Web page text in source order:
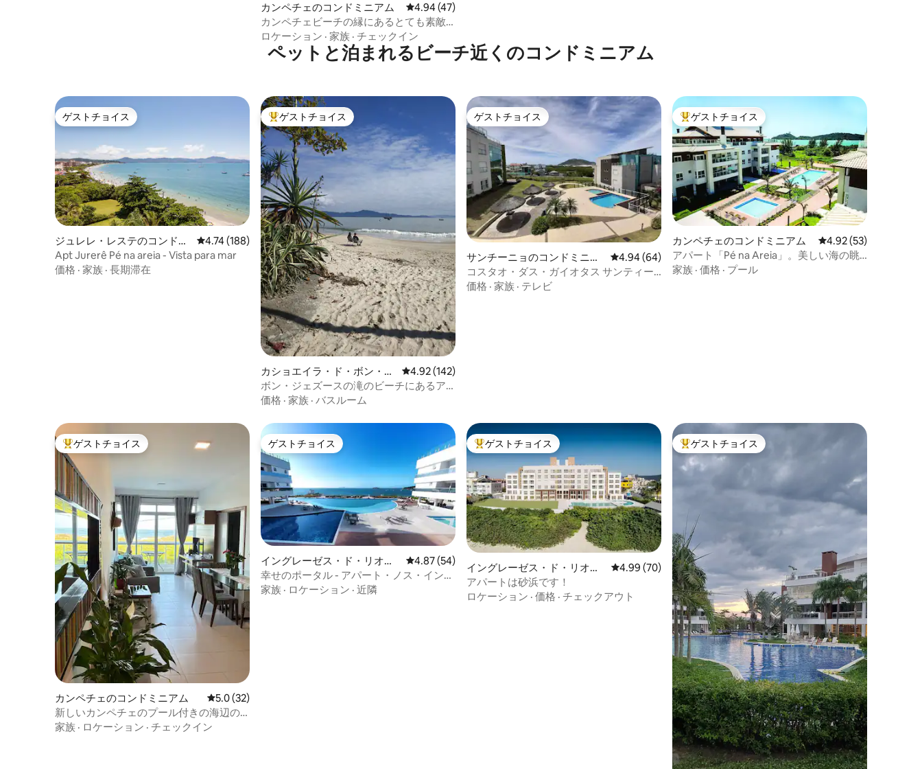
カンペチェのコンドミニアム レビュー47件、5つ星中4.94つ星の平均評価
4.94 (47)
カンペチェビーチの縁にあるとても素敵
なアパート
ロケーション · 家族 · チェックイン
ペットと泊まれるビーチ近くのコンドミニアム
ゲストチョイス
ゲストチョイス
ジュレレ・レステのコンドミ
ニアム
レビュー188件、5つ星中4.74つ星の平均評価
4.74 (188)
Apt Jurerê Pé na areia - Vista para mar
価格 · 家族 · 長期滞在
大好評のゲストチョイスです。
ゲストチョイス
カショエイラ・ド・ボン・ジ
ェズスのコンドミニアム
レビュー142件、5つ星中4.92つ星の平均評価
4.92 (142)
ボン・ジェズースの滝のビーチにあるア
パート
価格 · 家族 · バスルーム
ゲストチョイス
ゲストチョイス
サンチーニョのコンドミニア
ム
レビュー64件、5つ星中4.94つ星の平均評価
4.94 (64)
コスタオ・ダス・ガイオタス サンティー
ニョビーチ 4名
価格 · 家族 · テレビ
大好評のゲストチョイスです。
ゲストチョイス
カンペチェのコンドミニアム レビュー53件、5つ
4.92 (53)
アパート「Pé na Areia」。美しい海の眺
め。
家族 · 価格 · プール
大好評のゲストチョイスです。
ゲストチョイス
カンペチェのコンドミニアム レビュー32件、5つ星中5.0つ星の平均評価
5.0 (32)
新しいカンペチェのプール付きの海辺の
アパート。
家族 · ロケーション · チェックイン
ゲストチョイス
ゲストチョイス
イングレーゼス・ド・リオ・
ヴェルメーリョのコンドミニ
アム
レビュー54件、5つ星中4.87つ星の平均評価
4.87 (54)
幸せのポータル - アパート・ノス・イング
レセス。
家族 · ロケーション · 近隣
大好評のゲストチョイスです。
ゲストチョイス
イングレーゼス・ド・リオ・
ヴェルメーリョのコンドミニ
アム
レビュー70件、5つ星中4.99つ星の平均評価
4.99 (70)
アパートは砂浜です！
ロケーション · 価格 · チェックアウト
大好評のゲストチョイスです。
ゲストチョイス